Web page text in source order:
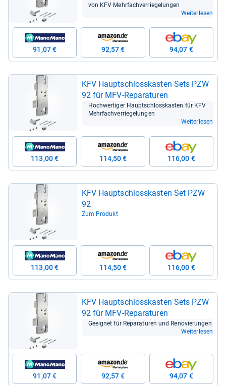
von KFV Mehr­fach­ver­rie­ge­lun­gen
Weiterlesen
91,07 € 92,57 € 94,07 €
KFV Haupt­schloss­kas­ten Sets PZW
92 für MFV-​Repa­ra­tu­ren
Hoch­wer­ti­ger Haupt­schloss­kas­ten für KFV
Mehr­fach­ver­rie­ge­lun­gen
Weiterlesen
113,00 € 114,50 € 116,00 €
KFV Haupt­schloss­kas­ten Set PZW
92
Zum Produkt
113,00 € 114,50 € 116,00 €
KFV Haupt­schloss­kas­ten Sets PZW
92 für MFV-​Repa­ra­tu­ren
Geeig­net für Repa­ra­tu­ren und Reno­vie­run­gen
Weiterlesen
91,07 € 92,57 € 94,07 €